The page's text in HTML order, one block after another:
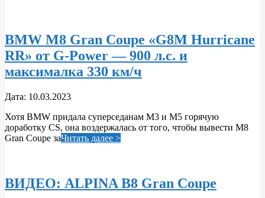
BMW M8 Gran Coupe «G8M Hurricane
RR» от G-Power — 900 л.с. и
максималка 330 км/ч
2023-
10
Дата: 10.03.2023
Хотя BMW придала суперседанам M3 и M5 горячую
доработку CS, она воздержалась от того, чтобы вывести M8
Gran Coupe заЧитать далее >
ВИДЕО: ALPINA B8 Gran Coupe